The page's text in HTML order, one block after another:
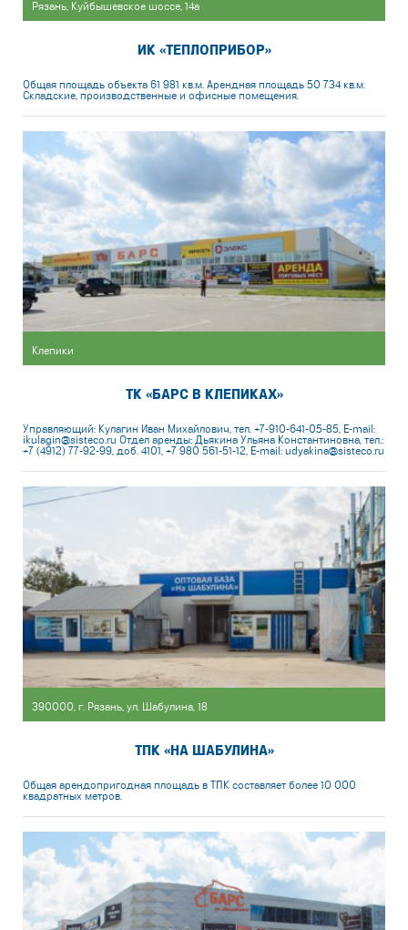
Рязань, Куйбышевское шоссе, 14а
ИК «ТЕПЛОПРИБОР»
Общая площадь объекта 61 981 кв.м. Арендная площадь 50 734 кв.м.
Складские, производственные и офисные помещения.
Клепики
ТК «БАРС В КЛЕПИКАХ»
Управляющий: Кулагин Иван Михайлович, тел. +7-910-641-05-85, E-mail:
ikulagin@sisteco.ru Отдел аренды: Дьякина Ульяна Константиновна, тел.:
+7 (4912) 77-92-99, доб. 4101, +7 980 561-51-12, E-mail: udyakina@sisteco.ru
390000, г. Рязань, ул. Шабулина, 18
ТПК «НА ШАБУЛИНА»
Общая арендопригодная площадь в ТПК составляет более 10 000
квадратных метров.